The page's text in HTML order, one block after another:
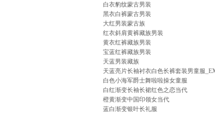
白衣豹纹蒙古男装
黑衣白裤蒙古男装
大红男装蒙古族
红衣斜肩黄裤藏族男装
黄衣红裤藏族男装
宝蓝红裤藏族男装
天蓝男装藏族
天蓝亮片长袖衬衣白色长裤套装男童服
白色小海军爵士舞啦啦操女童服
白红渐变长袖长裙红色之恋当代
橙黄渐变中国印领女当代
蓝白渐变银叶长礼服